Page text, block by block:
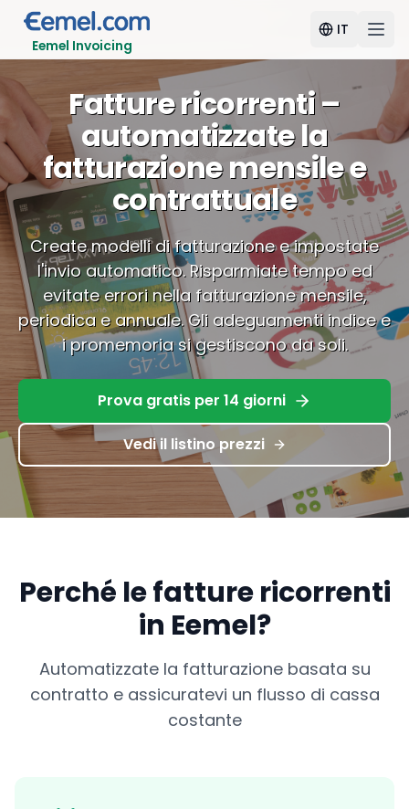
Eemel Invoicing
IT
Fatture ricorrenti –
automatizzate la
fatturazione mensile e
contrattuale
Create modelli di fatturazione e impostate
l'invio automatico. Risparmiate tempo ed
evitate errori nella fatturazione mensile,
periodica e annuale. Gli adeguamenti indice e
i promemoria si gestiscono da soli.
Prova gratis per 14 giorni
Vedi il listino prezzi
Perché le fatture ricorrenti
in Eemel?
Automatizzate la fatturazione basata su
contratto e assicuratevi un flusso di cassa
costante